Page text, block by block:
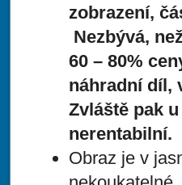
zobrazení,
Nezbývá,
60 – 80%
náhradní díl,
Zvláště pak
nerentabilní.
Obraz je v